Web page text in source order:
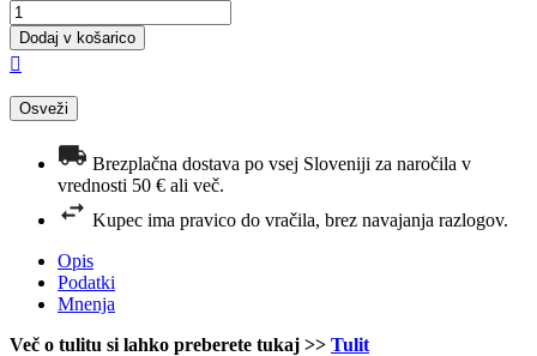
Dodaj v košarico

Brezplačna dostava po vsej Sloveniji za naročila v
vrednosti 50 € ali več.
Kupec ima pravico do vračila, brez navajanja razlogov.
Opis
Podatki
Mnenja
Več o tulitu si lahko preberete tukaj >> Tulit